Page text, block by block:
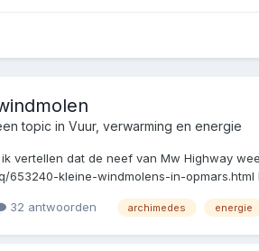
topic in Vuur, verwarming en energie
vertellen dat de neef van Mw Highway
653240-kleine-windmolens-in-opmars.html
32 antwoorden archimedes energie